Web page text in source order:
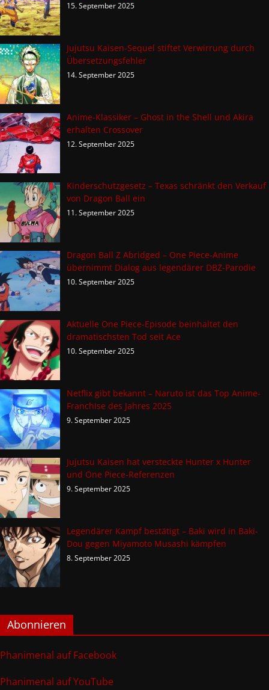
15. September 2025
Jujutsu Kaisen-Sequel stiftet Verwirrung durch
Übersetzungsfehler
14. September 2025
Anime-Klassiker – Ghost in the Shell und Akira
erhalten Crossover
12. September 2025
Kinderschutzgesetz – Texas schränkt den Verkauf
von Dragon Ball ein
11. September 2025
Dragon Ball Z Abridged – One Piece-Anime
übernimmt Dialog aus legendärer DBZ-Parodie
10. September 2025
Aktuelle One Piece-Episode beinhaltet den
dramatischsten Tod seit Ace
10. September 2025
Netflix gibt bekannt – Naruto ist das Top Anime-
Franchise des Jahres 2025
9. September 2025
Jujutsu Kaisen hat versteckte Hunter x Hunter
und One Piece-Referenzen
9. September 2025
Legendärer Kampf bestätigt – Baki wird in Baki-
Dou gegen Miyamoto Musashi kämpfen
8. September 2025
Abonnieren
Phanimenal auf Facebook
Phanimenal auf YouTube